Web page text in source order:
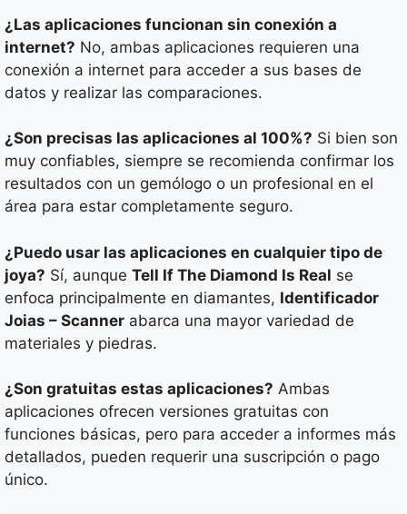
¿Las aplicaciones funcionan sin conexión a
internet? No, ambas aplicaciones requieren una
conexión a internet para acceder a sus bases de
datos y realizar las comparaciones.
¿Son precisas las aplicaciones al 100%? Si bien son
muy confiables, siempre se recomienda confirmar los
resultados con un gemólogo o un profesional en el
área para estar completamente seguro.
¿Puedo usar las aplicaciones en cualquier tipo de
joya? Sí, aunque Tell If The Diamond Is Real se
enfoca principalmente en diamantes, Identificador
Joias – Scanner abarca una mayor variedad de
materiales y piedras.
¿Son gratuitas estas aplicaciones? Ambas
aplicaciones ofrecen versiones gratuitas con
funciones básicas, pero para acceder a informes más
detallados, pueden requerir una suscripción o pago
único.